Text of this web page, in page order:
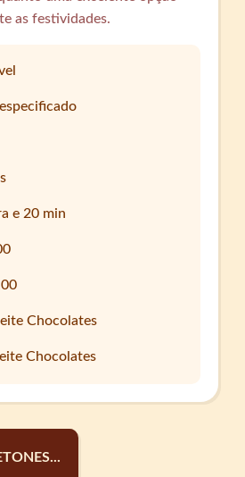
as festividades.
e 20 min
Chocolates
Chocolates